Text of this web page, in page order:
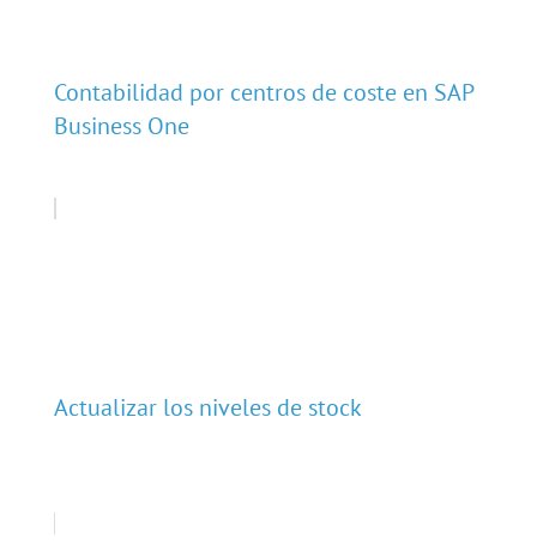
Contabilidad por centros de coste en SAP
Business One
Actualizar los niveles de stock